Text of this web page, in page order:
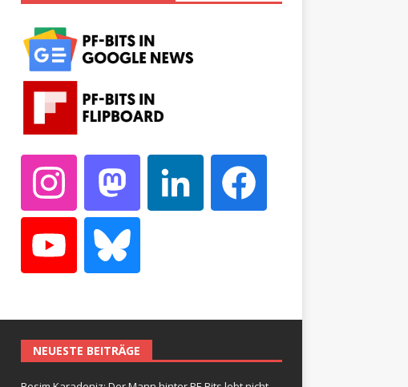
NEUESTE BEITRÄGE